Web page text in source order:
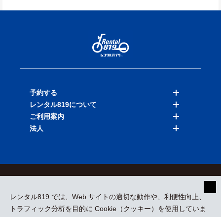
レンタル819 では、Web サイトの適切な動作や、利便性向上、
トラフィック分析を目的に Cookie（クッキー）を使用していま
予約する
バイクを探す
店舗を探す
レンタル819について
料金表
ご利用案内
法人
採用情報
プレスリリース